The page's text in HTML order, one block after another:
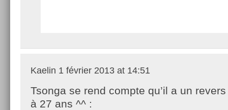
Kaelin 1 février 2013 at 14:51
Tsonga se rend compte qu’il a un
à 27 ans ^^ :